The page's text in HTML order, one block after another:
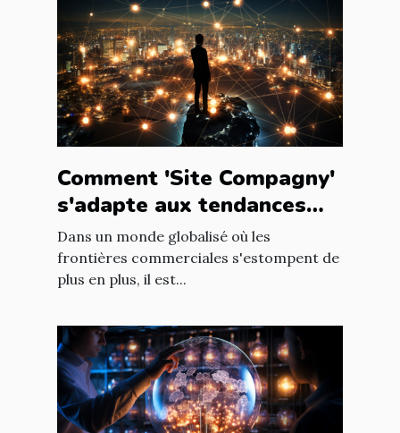
Comment 'Site Compagny'
s'adapte aux tendances
internationales du marché
en ligne
Dans un monde globalisé où les
frontières commerciales s'estompent de
plus en plus, il est...